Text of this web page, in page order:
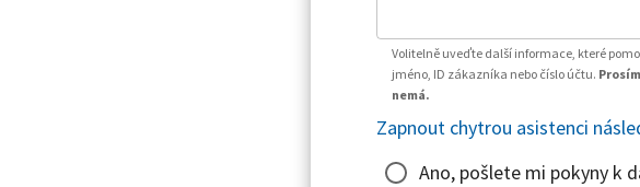
Volitelně uveďte další informace, které
jméno, ID zákazníka nebo číslo účtu.
nemá.
Zapnout chytrou asistenci
Ano, pošlete mi pokyny k